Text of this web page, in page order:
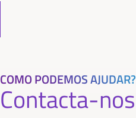
COMO PODEMOS AJUDAR?
Contacta-nos